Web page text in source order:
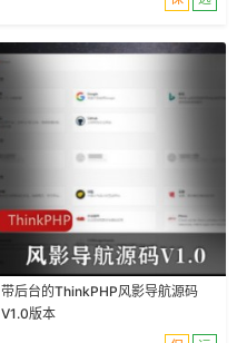
带后台的ThinkPHP风影导航源码
V1.0版本